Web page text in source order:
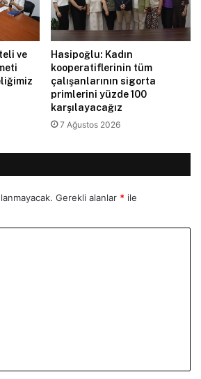
ve
Hasipoğlu: Kadın
kooperatiflerinin tüm
çalışanlarının sigorta
primlerini yüzde 100
karşılayacağız
7 Ağustos 2026
Gerekli alanlar * ile